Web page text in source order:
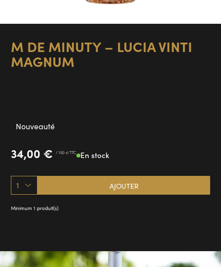
M DE MINUTY – LUCIA VINTI
MAGNUM
34,00 € / 150 cl TTC En stock
1 AJOUTER
Minimum 1 produit(s)
Nouveauté